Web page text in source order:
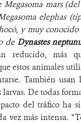
Megasoma mars
elephas
y muy conocido
de Dynastes
reducido, más
estos animales
También usan
larvas. De todas
del tráfico ha
vez más intensa.